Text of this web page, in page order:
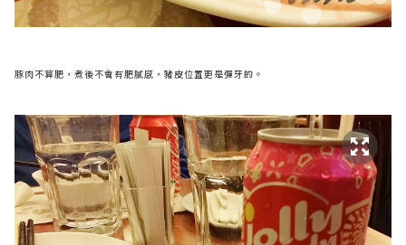
豚肉不算肥，煮後不會有肥膩感，豬皮位置更是彈牙的。